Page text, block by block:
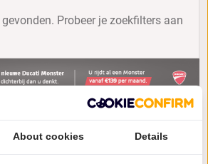
Probeer je zoekfilters aan
About cookies Details